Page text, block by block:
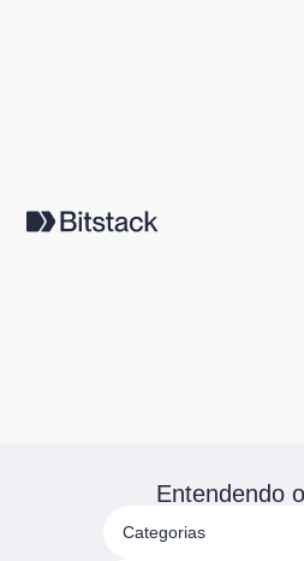
Entendendo
Categorias